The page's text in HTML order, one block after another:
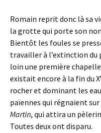
Romain reprit donc là sa
la grotte qui porte son
Bientôt les foules se
travailler à l’extinction
loin une première chapelle
existait encore à la fin du
rocher et dominant les
païennes qui régnaient
Martin, qui attira un
Toutes deux ont disparu.